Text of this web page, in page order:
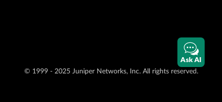
© 1999 - 2025 Juniper Networks, Inc. All rights reserved.
Ask AI